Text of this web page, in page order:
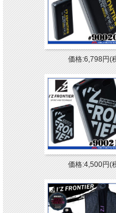
価格:6,798円(
価格:4,500円(